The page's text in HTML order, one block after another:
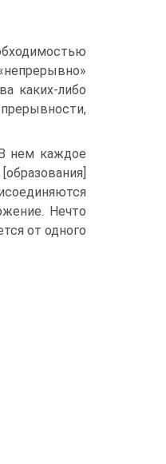
каких-либо
нем каждое
Нечто
от одного